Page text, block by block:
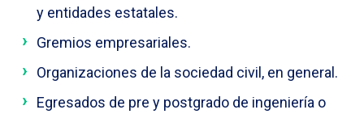
y entidades estatales.
Gremios empresariales.
Organizaciones de la sociedad civil, en general.
Egresados de pre y postgrado de ingeniería o